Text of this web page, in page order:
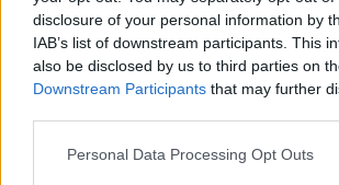
disclosure of your personal information by
IAB’s list of downstream participants. This
also be disclosed by us to third parties on
Downstream Participants that may further
Personal Data Processing Opt Outs
Κρήτη: Ένοχοι 57 παραγωγοί
παράνομες επιδοτήσεις από
ΟΠΕΚΕΠΕ